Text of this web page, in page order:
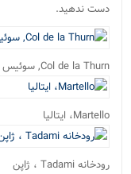
دست ندهید.
Col de la Thurn, سوئیس
Martello، ایتالیا
رودخانه Tadami ، ژاپن